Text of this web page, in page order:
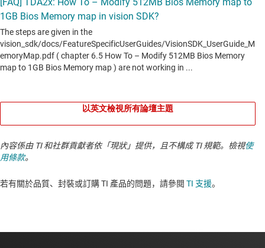
以英文檢視所有論壇主題
內容係由 TI 和社群貢獻者依「現狀」提供，且不構成 TI 規範。檢視使
用條款。
若有關於品質、封裝或訂購 TI 產品的問題，請參閱 TI 支援。​​​​​​​​​​​​​​